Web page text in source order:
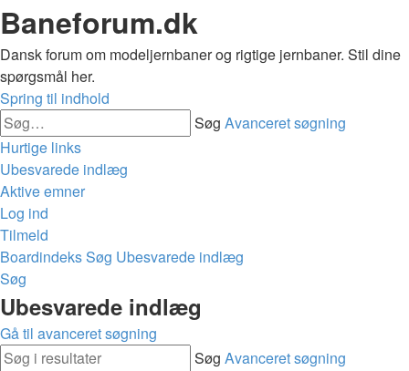
Baneforum.dk
Dansk forum om modeljernbaner og rigtige jernbaner. Stil dine
spørgsmål her.
Spring til indhold
Søg Avanceret søgning
Hurtige links
Ubesvarede indlæg
Aktive emner
Log ind
Tilmeld
BoardindeksSøg Ubesvarede indlæg
Søg
Ubesvarede indlæg
Gå til avanceret søgning
Søg Avanceret søgning